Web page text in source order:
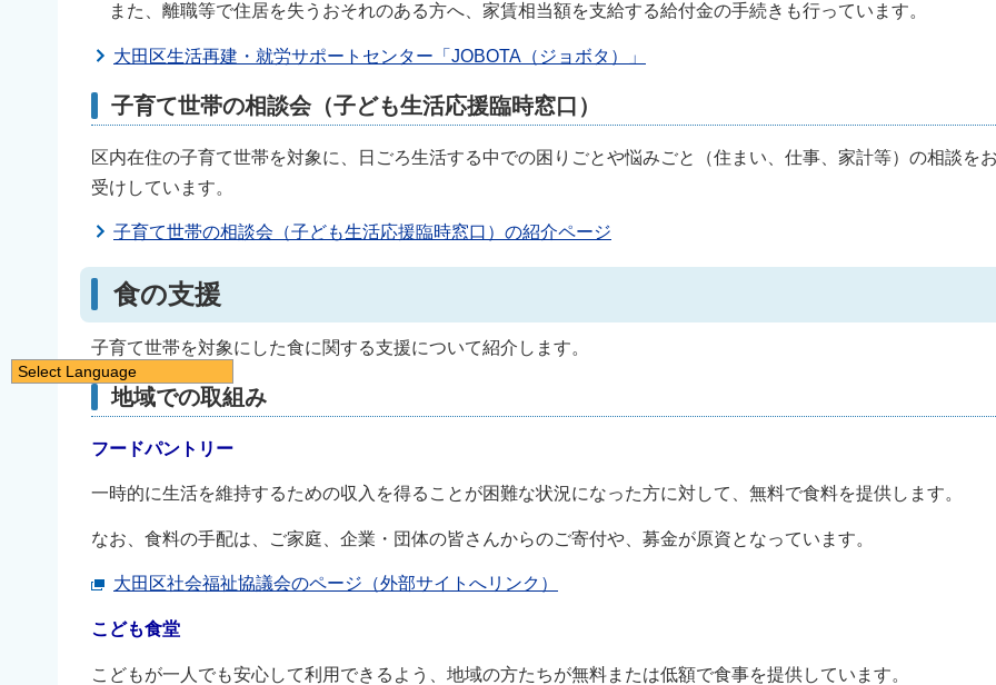
また、離職等で住居を失うおそれのある方へ、家賃相当額を支給する給付金の手続きも行っています。
大田区生活再建・就労サポートセンター「JOBOTA（ジョボタ）」
子育て世帯の相談会（子ども生活応援臨時窓口）
区内在住の子育て世帯を対象に、日ごろ生活する中での困りごとや悩みごと（住まい、仕事、家計等）の相談を
受けしています。
子育て世帯の相談会（子ども生活応援臨時窓口）の紹介ページ
食の支援
子育て世帯を対象にした食に関する支援について紹介します。
地域での取組み
フードパントリー
一時的に生活を維持するための収入を得ることが困難な状況になった方に対して、無料で食料を提供します。
なお、食料の手配は、ご家庭、企業・団体の皆さんからのご寄付や、募金が原資となっています。
大田区社会福祉協議会のページ（外部サイトへリンク）
こども食堂
こどもが一人でも安心して利用できるよう、地域の方たちが無料または低額で食事を提供しています。
Select Language